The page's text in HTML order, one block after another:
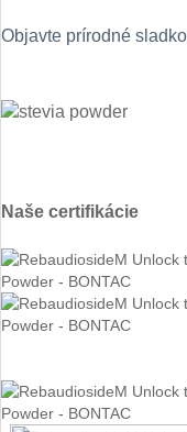
Objavte prírodné
Naše certifikácie